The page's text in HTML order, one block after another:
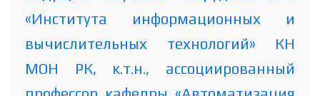
«Института информационных и
вычислительных технологий» КН
МОН РК, к.т.н., ассоциированный